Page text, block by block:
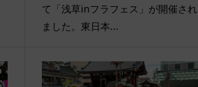
て「浅草inフラフェス」が開催され
ました。東日本...